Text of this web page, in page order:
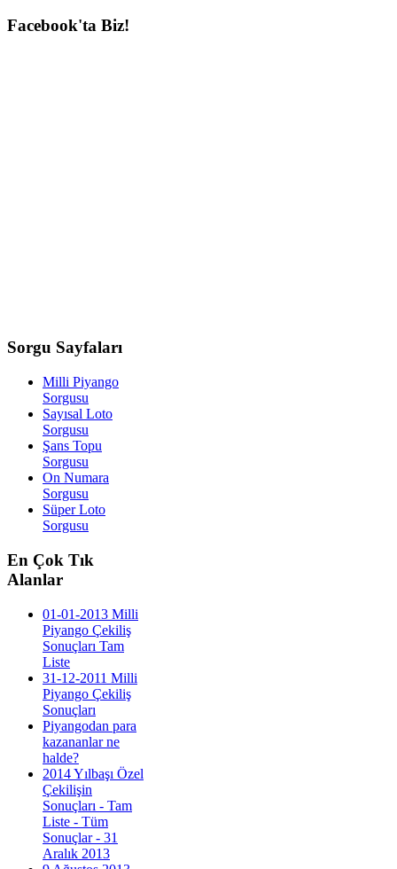
Facebook'ta Biz!
Sorgu Sayfaları
Milli Piyango
Sorgusu
Sayısal Loto
Sorgusu
Şans Topu
Sorgusu
On Numara
Sorgusu
Süper Loto
Sorgusu
En Çok Tık
Alanlar
01-01-2013 Milli
Piyango Çekiliş
Sonuçları Tam
Liste
31-12-2011 Milli
Piyango Çekiliş
Sonuçları
Piyangodan para
kazananlar ne
halde?
2014 Yılbaşı Özel
Çekilişin
Sonuçları - Tam
Liste - Tüm
Sonuçlar - 31
Aralık 2013